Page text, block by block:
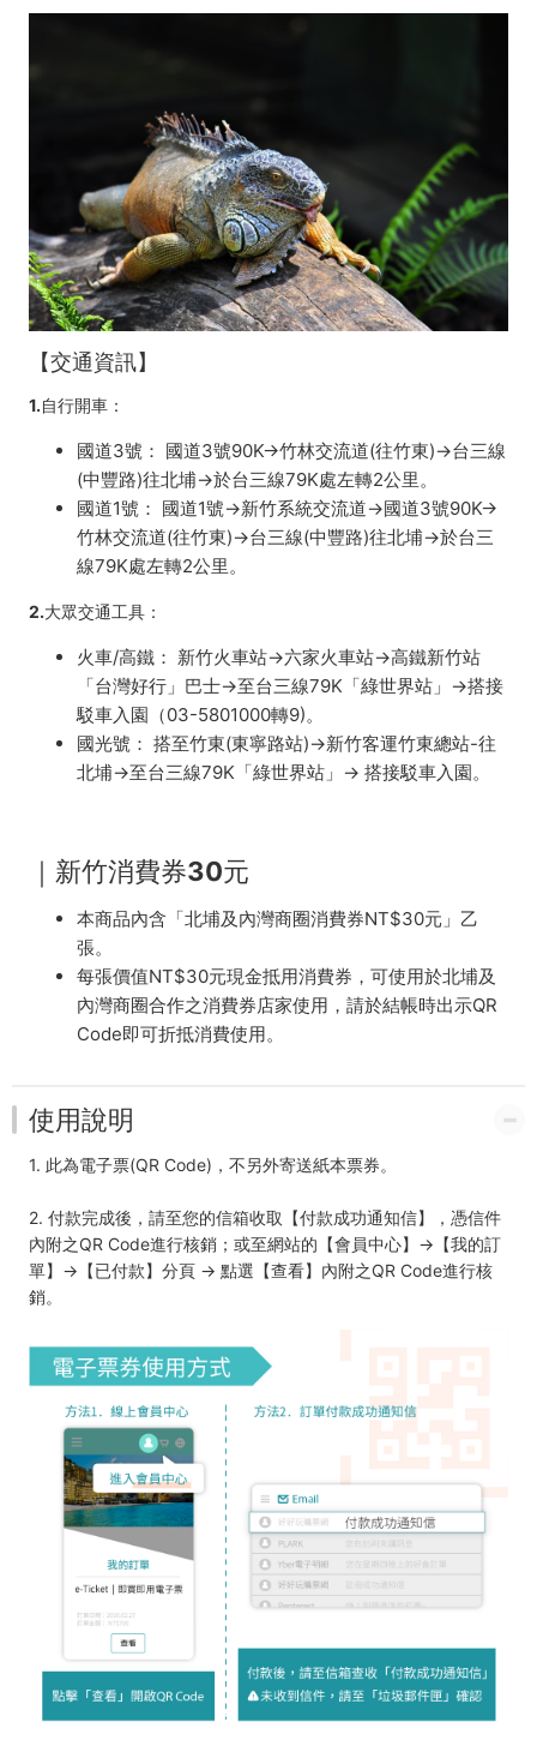
【交通資訊】
1.自行開車 ：
國道3號： 國道3號90K→竹林交流道(往竹東)→台三線
(中豐路)往北埔→於台三線79K處左轉2公里。
國道1號： 國道1號→新竹系統交流道→國道3號90K→
竹林交流道(往竹東)→台三線(中豐路)往北埔→於台三
線79K處左轉2公里。
2.大眾交通工具 ：
火車/高鐵： 新竹火車站→六家火車站→高鐵新竹站
「台灣好行」巴士→至台三線79K「綠世界站」→搭接
駁車入園（03-5801000轉9)。
國光號： 搭至竹東(東寧路站)→新竹客運竹東總站-往
北埔→至台三線79K「綠世界站」→ 搭接駁車入園。
｜新竹消費券30元
本商品內含「北埔及內灣商圈消費券NT$30元」乙
張。
每張價值NT$30元現金抵用消費券，可使用於北埔及
內灣商圈合作之消費券店家使用，請於結帳時出示QR
Code即可折抵消費使用。
使用說明
1. 此為電子票(QR Code)，不另外寄送紙本票券。
2. 付款完成後，請至您的信箱收取【付款成功通知信】，憑信件
內附之QR Code進行核銷；或至網站的【會員中心】→【我的訂
單】→【已付款】分頁 → 點選【查看】內附之QR Code進行核
銷。